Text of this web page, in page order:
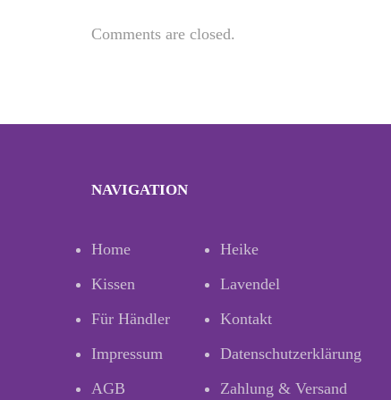
Comments are closed.
NAVIGATION
Home
Heike
Kissen
Lavendel
Für Händler
Kontakt
Impressum
Datenschutzerklärung
AGB
Zahlung & Versand